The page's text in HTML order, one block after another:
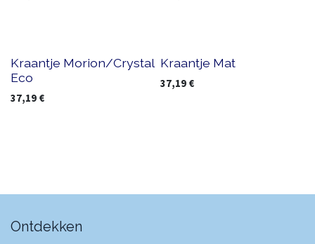
Kraantje Morion/Crystal
Eco
37,19 €
Kraantje Mat
37,19 €
Ontdekken